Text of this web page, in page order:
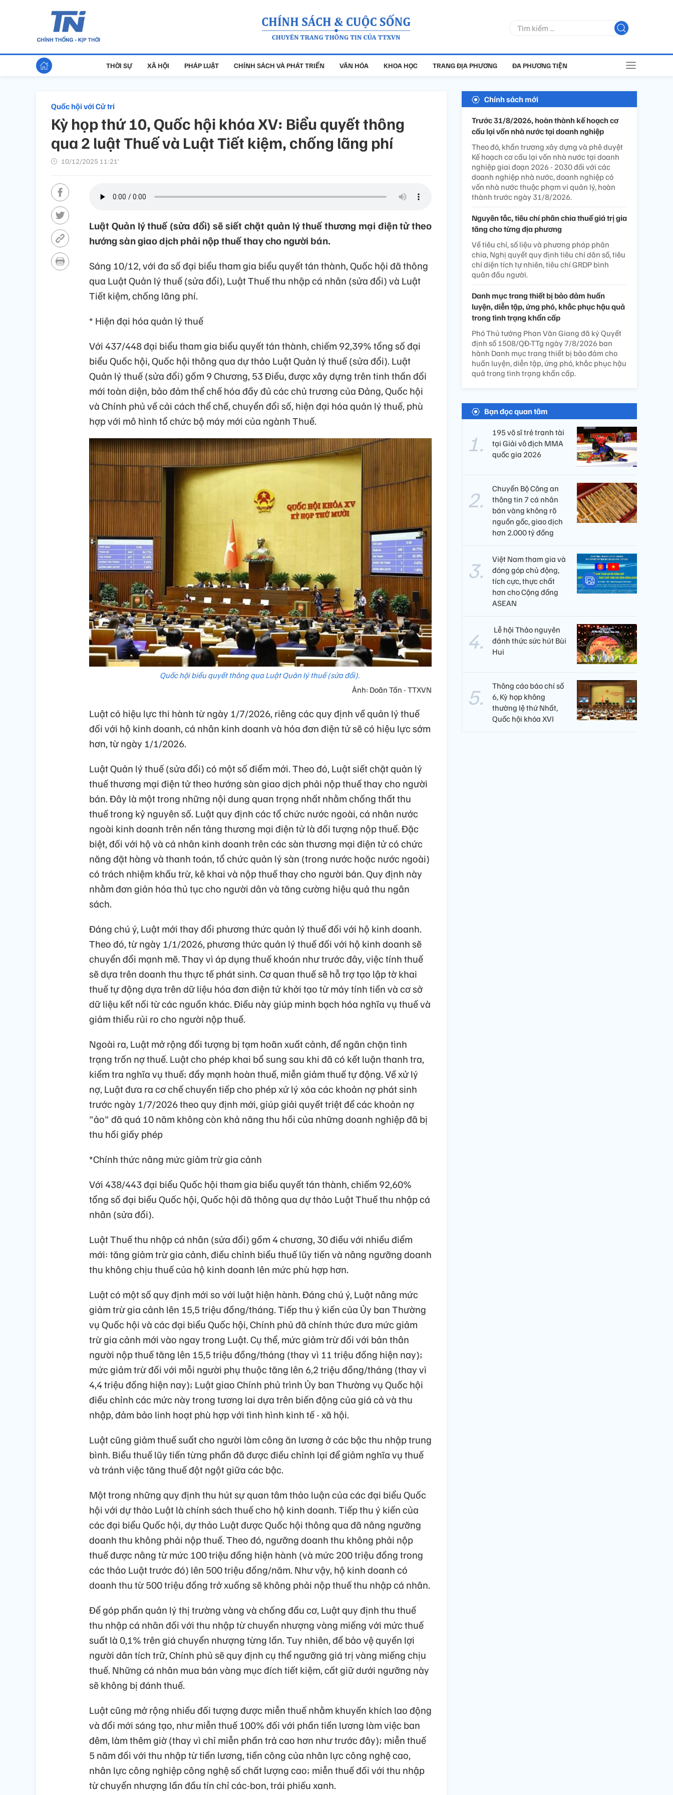
THỜI SỰ XÃ HỘI PHÁP LUẬT CHÍNH SÁCH VÀ PHÁT TRIỂN VĂN HÓA KHOA HỌC TRANG ĐỊA PHƯƠNG ĐA PHƯƠNG TIỆN
Quốc hội với Cử tri
Kỳ họp thứ 10, Quốc hội khóa XV: Biểu quyết thông
qua 2 luật Thuế và Luật Tiết kiệm, chống lãng phí
10/12/2025 11:21’
Luật Quản lý thuế (sửa đổi) sẽ siết chặt quản lý thuế thương mại điện tử theo
hướng sàn giao dịch phải nộp thuế thay cho người bán.
Sáng 10/12, với đa số đại biểu tham gia biểu quyết tán thành, Quốc hội đã thông
qua Luật Quản lý thuế (sửa đổi), Luật Thuế thu nhập cá nhân (sửa đổi) và Luật
Tiết kiệm, chống lãng phí.
* Hiện đại hóa quản lý thuế
Với 437/448 đại biểu tham gia biểu quyết tán thành, chiếm 92,39% tổng số đại
biểu Quốc hội, Quốc hội thông qua dự thảo Luật Quản lý thuế (sửa đổi). Luật
Quản lý thuế (sửa đổi) gồm 9 Chương, 53 Điều, được xây dựng trên tinh thần đổi
mới toàn diện, bảo đảm thể chế hóa đầy đủ các chủ trương của Đảng, Quốc hội
và Chính phủ về cải cách thể chế, chuyển đổi số, hiện đại hóa quản lý thuế, phù
hợp với mô hình tổ chức bộ máy mới của ngành Thuế.
Quốc hội biểu quyết thông qua Luật Quản lý thuế (sửa đổi).
Ảnh: Doãn Tấn - TTXVN
Luật có hiệu lực thi hành từ ngày 1/7/2026, riêng các quy định về quản lý thuế
đối với hộ kinh doanh, cá nhân kinh doanh và hóa đơn điện tử sẽ có hiệu lực sớm
hơn, từ ngày 1/1/2026.
Luật Quản lý thuế (sửa đổi) có một số điểm mới. Theo đó, Luật siết chặt quản lý
thuế thương mại điện tử theo hướng sàn giao dịch phải nộp thuế thay cho người
bán. Đây là một trong những nội dung quan trọng nhất nhằm chống thất thu
thuế trong kỷ nguyên số. Luật quy định các tổ chức nước ngoài, cá nhân nước
ngoài kinh doanh trên nền tảng thương mại điện tử là đối tượng nộp thuế. Đặc
biệt, đối với hộ và cá nhân kinh doanh trên các sàn thương mại điện tử có chức
năng đặt hàng và thanh toán, tổ chức quản lý sàn (trong nước hoặc nước ngoài)
có trách nhiệm khấu trừ, kê khai và nộp thuế thay cho người bán. Quy định này
nhằm đơn giản hóa thủ tục cho người dân và tăng cường hiệu quả thu ngân
sách.
Đáng chú ý, Luật mới thay đổi phương thức quản lý thuế đối với hộ kinh doanh.
Theo đó, từ ngày 1/1/2026, phương thức quản lý thuế đối với hộ kinh doanh sẽ
chuyển đổi mạnh mẽ. Thay vì áp dụng thuế khoán như trước đây, việc tính thuế
sẽ dựa trên doanh thu thực tế phát sinh. Cơ quan thuế sẽ hỗ trợ tạo lập tờ khai
thuế tự động dựa trên dữ liệu hóa đơn điện tử khởi tạo từ máy tính tiền và cơ sở
dữ liệu kết nối từ các nguồn khác. Điều này giúp minh bạch hóa nghĩa vụ thuế và
giảm thiểu rủi ro cho người nộp thuế.
Ngoài ra, Luật mở rộng đối tượng bị tạm hoãn xuất cảnh, để ngăn chặn tình
trạng trốn nợ thuế. Luật cho phép khai bổ sung sau khi đã có kết luận thanh tra,
kiểm tra nghĩa vụ thuế; đẩy mạnh hoàn thuế, miễn giảm thuế tự động. Về xử lý
nợ, Luật đưa ra cơ chế chuyển tiếp cho phép xử lý xóa các khoản nợ phát sinh
trước ngày 1/7/2026 theo quy định mới, giúp giải quyết triệt để các khoản nợ
"ảo" đã quá 10 năm không còn khả năng thu hồi của những doanh nghiệp đã bị
thu hồi giấy phép
*Chính thức nâng mức giảm trừ gia cảnh
Với 438/443 đại biểu Quốc hội tham gia biểu quyết tán thành, chiếm 92,60%
tổng số đại biểu Quốc hội, Quốc hội đã thông qua dự thảo Luật Thuế thu nhập cá
nhân (sửa đổi).
Luật Thuế thu nhập cá nhân (sửa đổi) gồm 4 chương, 30 điều với nhiều điểm
mới: tăng giảm trừ gia cảnh, điều chỉnh biểu thuế lũy tiến và nâng ngưỡng doanh
thu không chịu thuế của hộ kinh doanh lên mức phù hợp hơn.
Luật có một số quy định mới so với luật hiện hành. Đáng chú ý, Luật nâng mức
giảm trừ gia cảnh lên 15,5 triệu đồng/tháng. Tiếp thu ý kiến của Ủy ban Thường
vụ Quốc hội và các đại biểu Quốc hội, Chính phủ đã chính thức đưa mức giảm
trừ gia cảnh mới vào ngay trong Luật. Cụ thể, mức giảm trừ đối với bản thân
người nộp thuế tăng lên 15,5 triệu đồng/tháng (thay vì 11 triệu đồng hiện nay);
mức giảm trừ đối với mỗi người phụ thuộc tăng lên 6,2 triệu đồng/tháng (thay vì
4,4 triệu đồng hiện nay); Luật giao Chính phủ trình Ủy ban Thường vụ Quốc hội
điều chỉnh các mức này trong tương lai dựa trên biến động của giá cả và thu
nhập, đảm bảo linh hoạt phù hợp với tình hình kinh tế - xã hội.
Luật cũng giảm thuế suất cho người làm công ăn lương ở các bậc thu nhập trung
bình. Biểu thuế lũy tiến từng phần đã được điều chỉnh lại để giảm nghĩa vụ thuế
và tránh việc tăng thuế đột ngột giữa các bậc.
Một trong những quy định thu hút sự quan tâm thảo luận của các đại biểu Quốc
hội với dự thảo Luật là chính sách thuế cho hộ kinh doanh. Tiếp thu ý kiến của
các đại biểu Quốc hội, dự thảo Luật được Quốc hội thông qua đã nâng ngưỡng
doanh thu không phải nộp thuế. Theo đó, ngưỡng doanh thu không phải nộp
thuế được nâng từ mức 100 triệu đồng hiện hành (và mức 200 triệu đồng trong
các thảo Luật trước đó) lên 500 triệu đồng/năm. Như vậy, hộ kinh doanh có
doanh thu từ 500 triệu đồng trở xuống sẽ không phải nộp thuế thu nhập cá nhân.
Để góp phần quản lý thị trường vàng và chống đầu cơ, Luật quy định thu thuế
thu nhập cá nhân đối với thu nhập từ chuyển nhượng vàng miếng với mức thuế
suất là 0,1% trên giá chuyển nhượng từng lần. Tuy nhiên, để bảo vệ quyền lợi
người dân tích trữ, Chính phủ sẽ quy định cụ thể ngưỡng giá trị vàng miếng chịu
thuế. Những cá nhân mua bán vàng mục đích tiết kiệm, cất giữ dưới ngưỡng này
sẽ không bị đánh thuế.
Luật cũng mở rộng nhiều đối tượng được miễn thuế nhằm khuyến khích lao động
và đổi mới sáng tạo, như miễn thuế 100% đối với phần tiền lương làm việc ban
đêm, làm thêm giờ (thay vì chỉ miễn phần trả cao hơn như trước đây); miễn thuế
5 năm đối với thu nhập từ tiền lương, tiền công của nhân lực công nghệ cao,
nhân lực công nghiệp công nghệ số chất lượng cao; miễn thuế đối với thu nhập
từ chuyển nhượng lần đầu tín chỉ các-bon, trái phiếu xanh.
Chính sách mới
Trước 31/8/2026, hoàn thành kế hoạch cơ
cấu lại vốn nhà nước tại doanh nghiệp
Theo đó, khẩn trương xây dựng và phê duyệt
Kế hoạch cơ cấu lại vốn nhà nước tại doanh
nghiệp giai đoạn 2026 - 2030 đối với các
doanh nghiệp nhà nước, doanh nghiệp có
vốn nhà nước thuộc phạm vi quản lý, hoàn
thành trước ngày 31/8/2026.
Nguyên tắc, tiêu chí phân chia thuế giá trị gia
tăng cho từng địa phương
Về tiêu chí, số liệu và phương pháp phân
chia, Nghị quyết quy định tiêu chí dân số, tiêu
chí diện tích tự nhiên, tiêu chí GRDP bình
quân đầu người.
Danh mục trang thiết bị bảo đảm huấn
luyện, diễn tập, ứng phó, khắc phục hậu quả
trong tình trạng khẩn cấp
Phó Thủ tướng Phan Văn Giang đã ký Quyết
định số 1508/QĐ-TTg ngày 7/8/2026 ban
hành Danh mục trang thiết bị bảo đảm cho
huấn luyện, diễn tập, ứng phó, khắc phục hậu
quả trong tình trạng khẩn cấp.
Bạn đọc quan tâm
195 võ sĩ trẻ tranh tài
tại Giải vô địch MMA
quốc gia 2026
Chuyển Bộ Công an
thông tin 7 cá nhân
bán vàng không rõ
nguồn gốc, giao dịch
hơn 2.000 tỷ đồng
Việt Nam tham gia và
đóng góp chủ động,
tích cực, thực chất
hơn cho Cộng đồng
ASEAN
​ Lễ hội Thảo nguyên
đánh thức sức hút Bùi
Hui
Thông cáo báo chí số
6, Kỳ họp không
thường lệ thứ Nhất,
Quốc hội khóa XVI